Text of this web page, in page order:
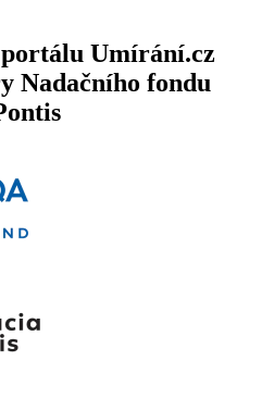
Umírání.cz
Nadačního fondu